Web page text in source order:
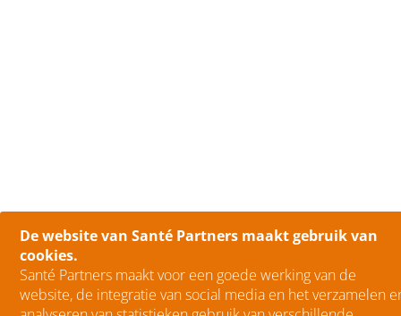
De website van Santé Partners maakt gebruik van
cookies.
Santé Partners maakt voor een goede werking van de
website, de integratie van social media en het verzamelen